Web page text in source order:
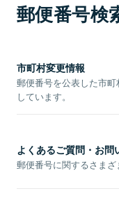
郵便番号検
市町村変更情報
郵便番号を公表した市
しています。
よくあるご質問・お問
郵便番号に関するさまざ